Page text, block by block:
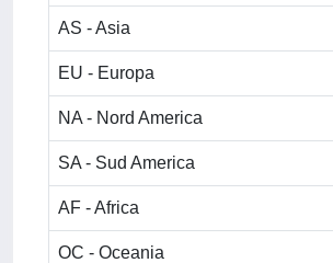
AS - Asia
EU - Europa
NA - Nord America
SA - Sud America
AF - Africa
OC - Oceania